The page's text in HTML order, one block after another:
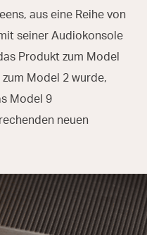
aus eine Reihe von
seiner Audiokonsole
Produkt zum Model
Model 2 wurde,
Model 9
neuen